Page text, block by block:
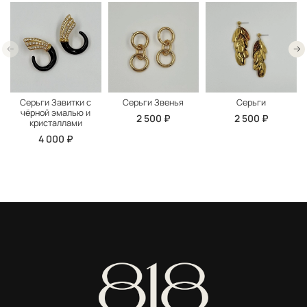
Серьги Завитки с
чёрной эмалью и
кристаллами
4 000 ₽
Серьги Звенья
2 500 ₽
Серьги
2 500 ₽